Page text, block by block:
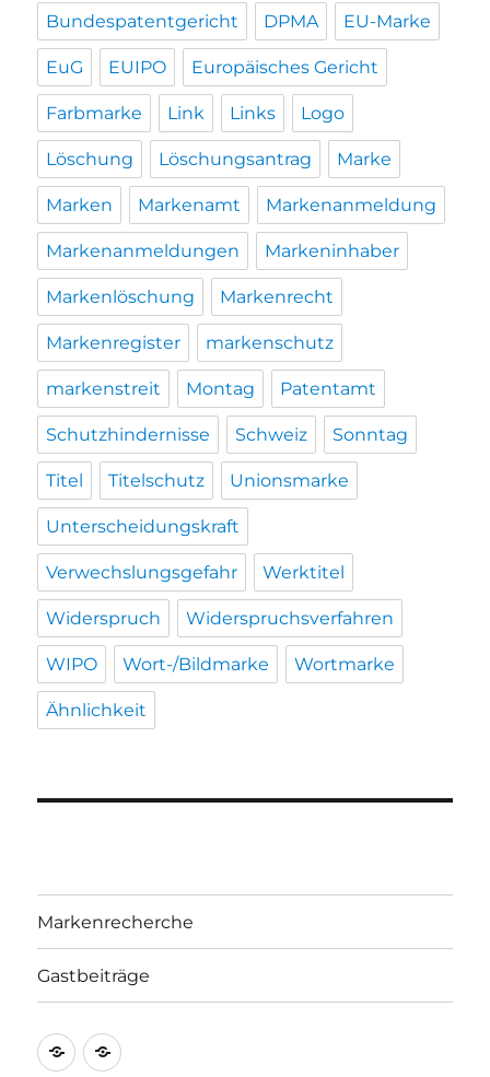
Bundespatentgericht DPMA EU-Marke
EuG EUIPO Europäisches Gericht
Farbmarke Link Links Logo
Löschung Löschungsantrag Marke
Marken Markenamt Markenanmeldung
Markenanmeldungen Markeninhaber
Markenlöschung Markenrecht
Markenregister markenschutz
markenstreit Montag Patentamt
Schutzhindernisse Schweiz Sonntag
Titel Titelschutz Unionsmarke
Unterscheidungskraft
Verwechslungsgefahr Werktitel
Widerspruch Widerspruchsverfahren
WIPO Wort-/Bildmarke Wortmarke
Ähnlichkeit
Markenrecherche
Gastbeiträge
Markenrecherche
Gastbeiträge